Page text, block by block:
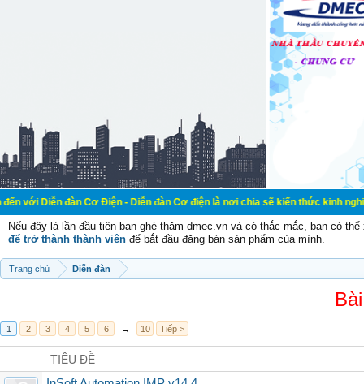
đàn Cơ Điện - Diễn đàn Cơ điện là nơi chia sẽ kiến thức kinh nghiệm
Nếu đây là lần đầu tiên bạn ghé thăm dmec.vn và có thắc mắc, bạn có
để trở thành thành viên để bắt đầu đăng bán sản phẩm của mình.
Trang chủ Diễn đàn
1 2 3 4 5 6 → 10 Tiếp >
TIÊU ĐỀ